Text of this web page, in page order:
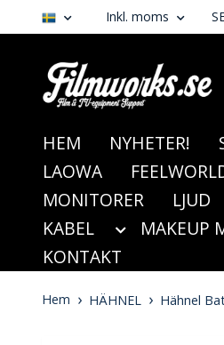
Inkl. moms
HEM NYHETER!
LAOWA
MONITORER
LJUD
KABEL
MAKEUP
KONTAKT
Hem HÄHNEL Hähnel